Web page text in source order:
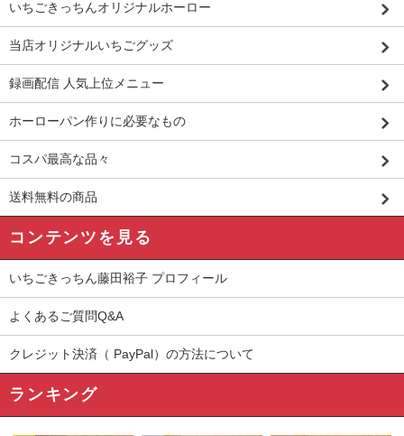
いちごきっちんオリジナルホーロー
当店オリジナルいちごグッズ
録画配信 人気上位メニュー
ホーローパン作りに必要なもの
コスパ最高な品々
送料無料の商品
コンテンツを見る
いちごきっちん藤田裕子 プロフィール
よくあるご質問Q&A
クレジット決済（ PayPal）の方法について
ランキング